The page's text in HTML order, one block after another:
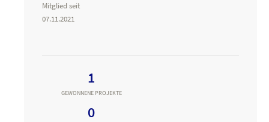
Mitglied seit
07.11.2021
1
GEWONNENE PROJEKTE
0